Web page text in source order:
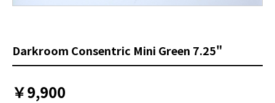
Darkroom Consentric Mini Green 7.25"
￥9,900